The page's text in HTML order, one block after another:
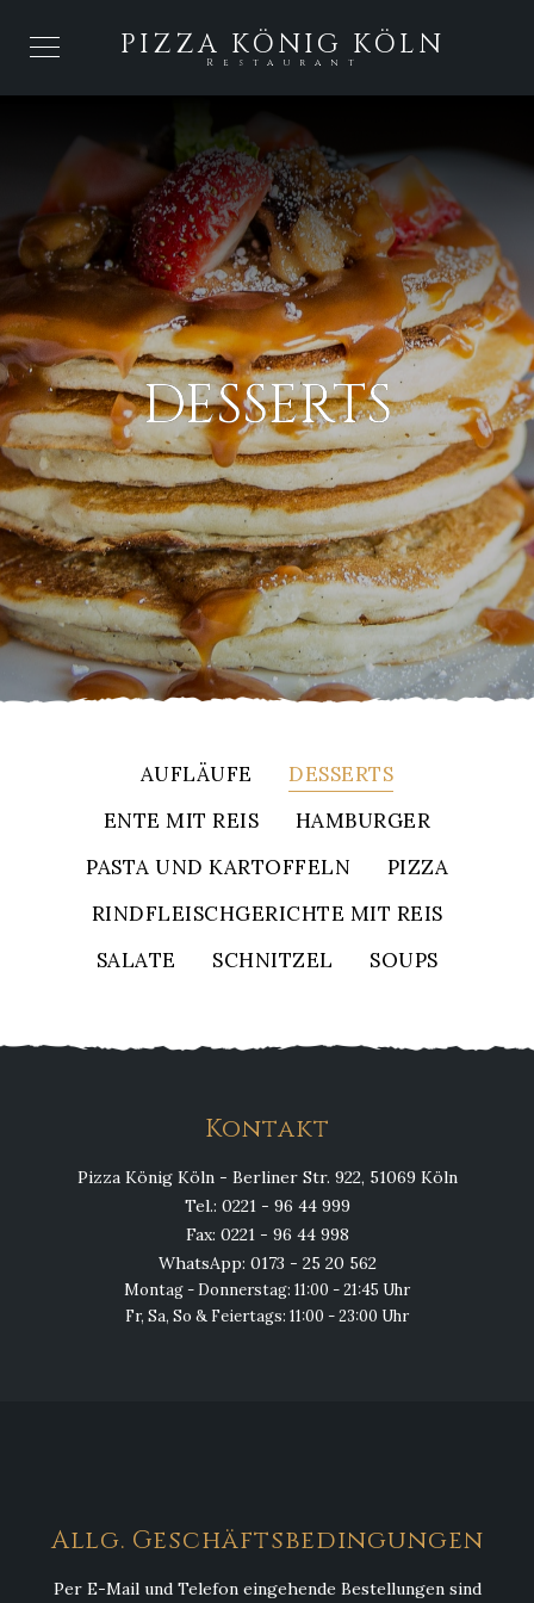
PIZZA KÖNIG KÖLN
Restaurant
DESSERTS
AUFLÄUFE
DESSERTS
ENTE MIT REIS
HAMBURGER
PASTA UND KARTOFFELN
PIZZA
RINDFLEISCHGERICHTE MIT REIS
SALATE
SCHNITZEL SOUPS
Kontakt
Pizza König Köln - Berliner Str. 922, 51069 Köln
Tel.: 0221 - 96 44 999
Fax: 0221 - 96 44 998
WhatsApp: 0173 - 25 20 562
Montag - Donnerstag: 11:00 - 21:45 Uhr
Fr, Sa, So & Feiertags: 11:00 - 23:00 Uhr
Allg. Geschäftsbedingungen
Per E-Mail und Telefon eingehende Bestellungen sind